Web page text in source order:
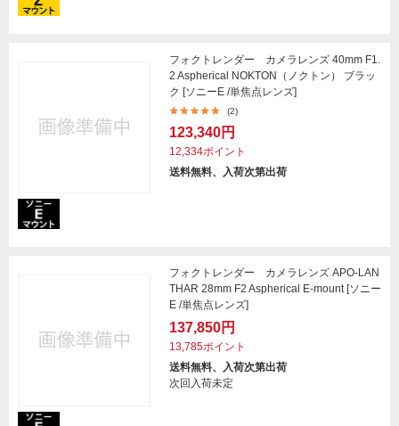
フォクトレンダー カメラレンズ 40mm F1.
2 Aspherical NOKTON（ノクトン） ブラッ
ク [ソニーE /単焦点レンズ]
(2)
123,340円
12,334ポイント
送料無料、入荷次第出荷
フォクトレンダー カメラレンズ APO-LAN
THAR 28mm F2 Aspherical E-mount [ソニー
E /単焦点レンズ]
137,850円
13,785ポイント
送料無料、入荷次第出荷
次回入荷未定